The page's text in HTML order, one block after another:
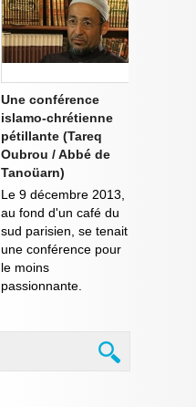
Une conférence
islamo-chrétienne
pétillante (Tareq
Oubrou / Abbé de
Tanoüarn)
Le 9 décembre 2013,
au fond d'un café du
sud parisien, se tenait
une conférence pour
le moins
passionnante.